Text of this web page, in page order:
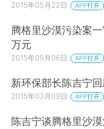
2015年05月22日 APP打开
腾格里沙漠污染案
万元
2015年05月06日 APP打开
新环保部长陈吉宁
2015年03月09日 APP打开
陈吉宁谈腾格里沙